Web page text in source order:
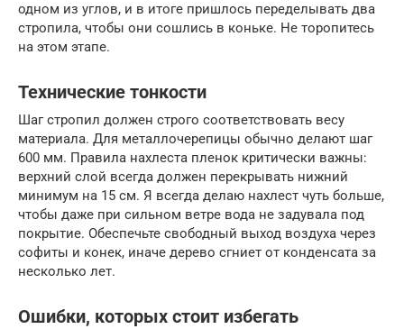
одном из углов, и в итоге пришлось переделывать два
стропила, чтобы они сошлись в коньке. Не торопитесь
на этом этапе.
Технические тонкости
Шаг стропил должен строго соответствовать весу
материала. Для металлочерепицы обычно делают шаг
600 мм. Правила нахлеста пленок критически важны:
верхний слой всегда должен перекрывать нижний
минимум на 15 см. Я всегда делаю нахлест чуть больше,
чтобы даже при сильном ветре вода не задувала под
покрытие. Обеспечьте свободный выход воздуха через
софиты и конек, иначе дерево сгниет от конденсата за
несколько лет.
Ошибки, которых стоит избегать